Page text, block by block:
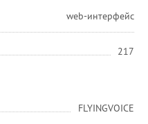
web-интерфейс
217
FLYINGVOICE